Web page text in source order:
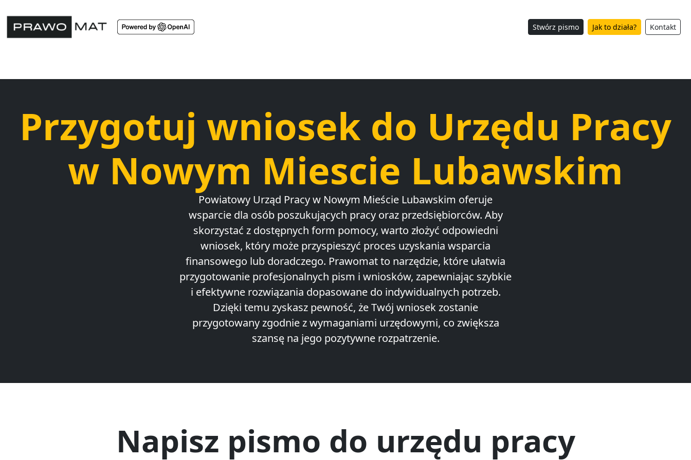
Stwórz pismo Jak to działa? Kontakt
Przygotuj wniosek do Urzędu Pracy
w Nowym Miescie Lubawskim
Powiatowy Urząd Pracy w Nowym Mieście Lubawskim oferuje
wsparcie dla osób poszukujących pracy oraz przedsiębiorców. Aby
skorzystać z dostępnych form pomocy, warto złożyć odpowiedni
wniosek, który może przyspieszyć proces uzyskania wsparcia
finansowego lub doradczego. Prawomat to narzędzie, które ułatwia
przygotowanie profesjonalnych pism i wniosków, zapewniając szybkie
i efektywne rozwiązania dopasowane do indywidualnych potrzeb.
Dzięki temu zyskasz pewność, że Twój wniosek zostanie
przygotowany zgodnie z wymaganiami urzędowymi, co zwiększa
szansę na jego pozytywne rozpatrzenie.
Napisz pismo do urzędu pracy